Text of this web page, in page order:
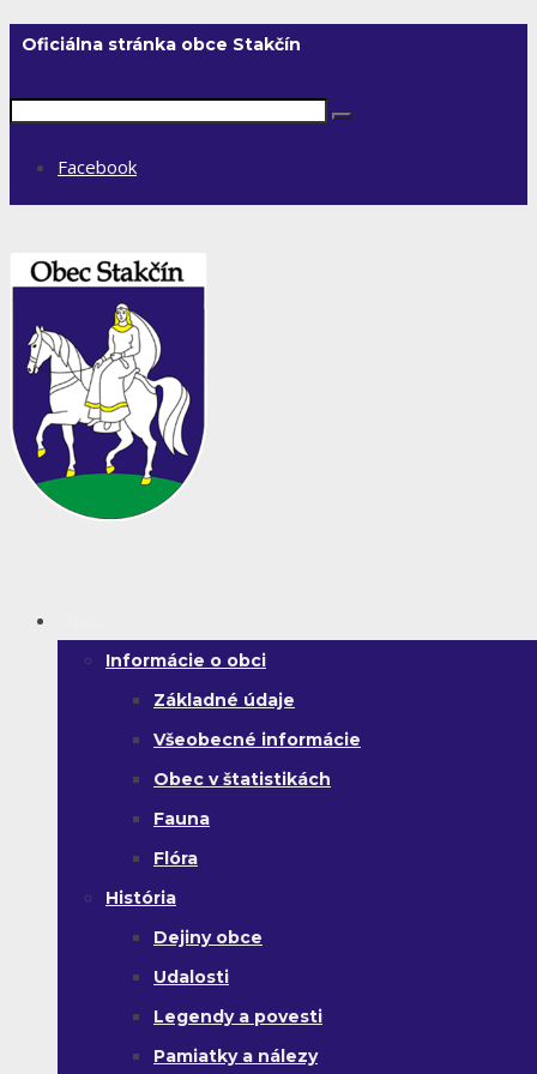
Oficiálna stránka obce Stakčín
Facebook
Informácie o obci
Základné údaje
Všeobecné informácie
Obec v štatistikách
Fauna
Flóra
História
Dejiny obce
Udalosti
Legendy a povesti
Pamiatky a nálezy